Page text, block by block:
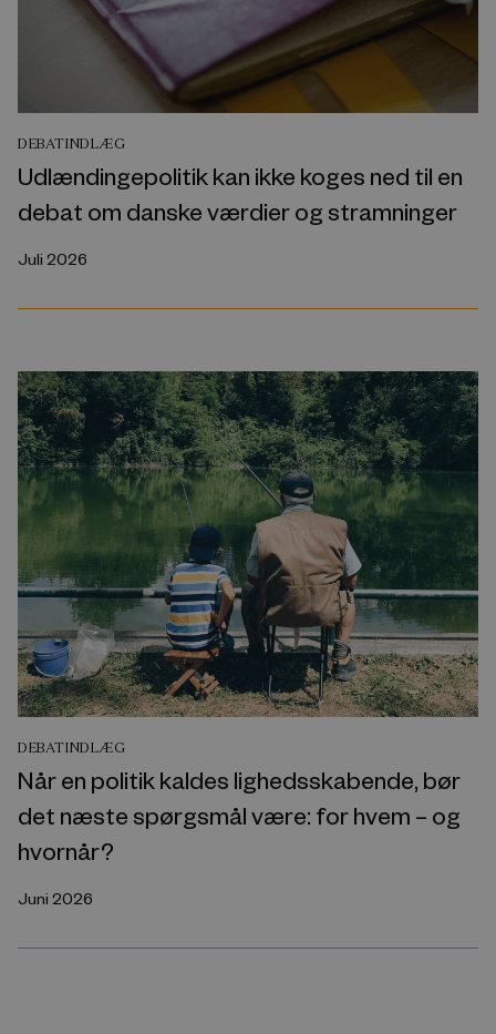
DEBATINDLÆG
Udlændingepolitik kan ikke koges ned til en
debat om danske værdier og stramninger
Juli 2026
DEBATINDLÆG
Når en politik kaldes lighedsskabende, bør
det næste spørgsmål være: for hvem – og
hvornår?
Juni 2026